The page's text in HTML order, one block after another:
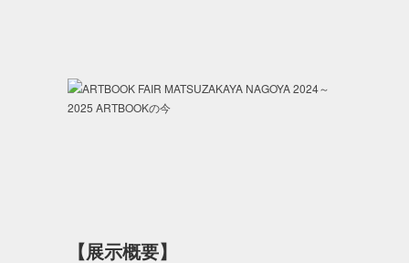
【展示概要】